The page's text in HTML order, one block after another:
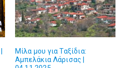
Μίλα μου για Ταξίδια:
Αμπελάκια Λάρισας |